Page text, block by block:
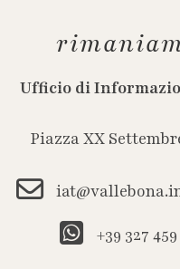
Ufficio di
Piazza XX
+39 327